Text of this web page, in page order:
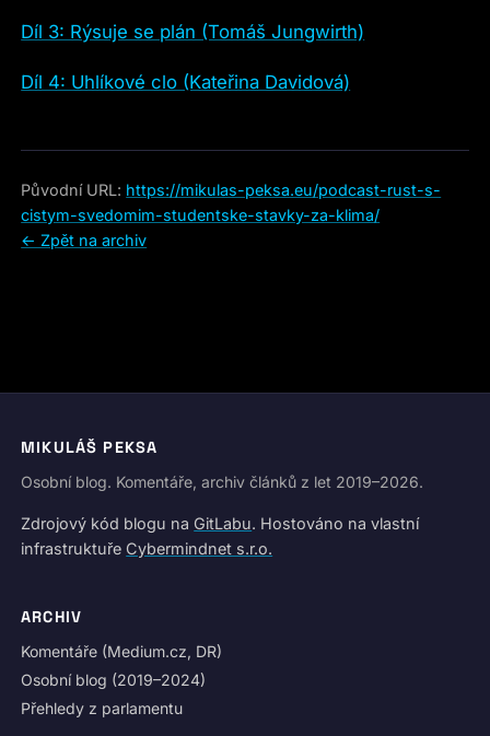
Díl 3: Rýsuje se plán (Tomáš Jungwirth)
Díl 4: Uhlíkové clo (Kateřina Davidová)
Původní URL: https://mikulas-peksa.eu/podcast-rust-s-
cistym-svedomim-studentske-stavky-za-klima/
← Zpět na archiv
MIKULÁŠ PEKSA
Osobní blog. Komentáře, archiv článků z let 2019–2026.
Zdrojový kód blogu na GitLabu. Hostováno na vlastní
infrastruktuře Cybermindnet s.r.o.
ARCHIV
Komentáře (Medium.cz, DR)
Osobní blog (2019–2024)
Přehledy z parlamentu